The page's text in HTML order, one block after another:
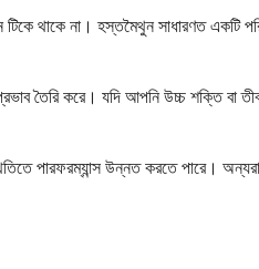
থাকে না। হস্তমৈথুন সাধারণত একটি
তৈরি করে। যদি আপনি উচ্চ শক্তি
উন্নত করতে পারে। অন্যরা